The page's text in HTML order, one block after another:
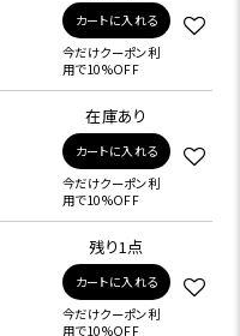
カートに入れる
今だけクーポン利
用で10%OFF
在庫あり
カートに入れる
今だけクーポン利
用で10%OFF
残り1点
カートに入れる
今だけクーポン利
用で10%OFF